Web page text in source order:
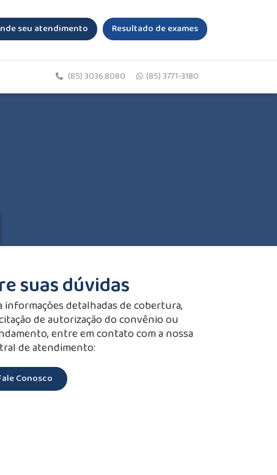
seu atendimento Resultado de exames
(85) 3036.8080 (85) 3771-3180
suas dúvidas
informações detalhadas de cobertura,
de autorização do convênio ou
entre em contato com a nossa
de atendimento:
Conosco